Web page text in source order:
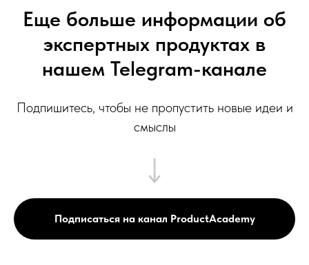
Еще больше информации об
экспертных продуктах в
нашем Telegram-канале
Подпишитесь, чтобы не пропустить новые идеи и
смыслы
Подписаться на канал ProductAcademy